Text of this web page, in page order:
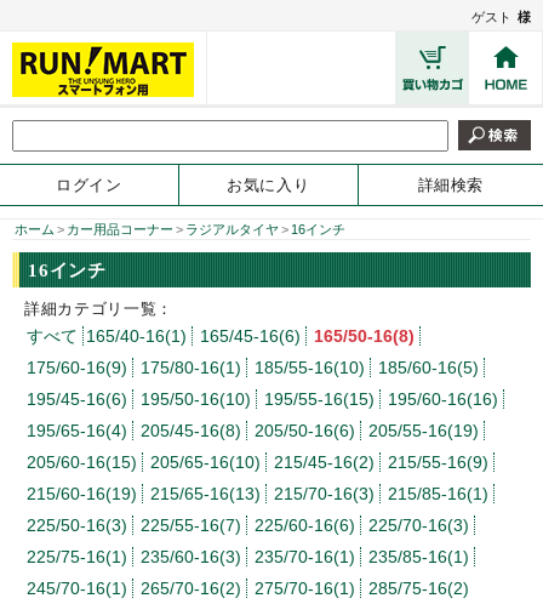
ゲスト 様
ログイン お気に入り 詳細検索
ホーム > カー用品コーナー > ラジアルタイヤ > 16インチ
16インチ
詳細カテゴリ一覧：
すべて 165/40-16(1) 165/45-16(6)
165/50-16(8)
175/60-16(9)
175/80-16(1) 185/55-16(10)
185/60-16(5)
195/45-16(6)
195/50-16(10) 195/55-16(15)
195/60-16(16)
195/65-16(4)
205/45-16(8) 205/50-16(6)
205/55-16(19)
205/60-16(15)
205/65-16(10) 215/45-16(2)
215/55-16(9)
215/60-16(19)
215/65-16(13) 215/70-16(3)
215/85-16(1)
225/50-16(3)
225/55-16(7) 225/60-16(6)
225/70-16(3)
225/75-16(1)
235/60-16(3) 235/70-16(1)
235/85-16(1)
245/70-16(1)
265/70-16(2) 275/70-16(1) 285/75-16(2)